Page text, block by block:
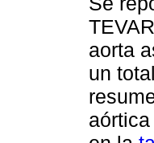
aorta
un